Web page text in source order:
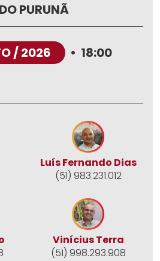
PURUNÃ
/ 2026 • 18:00
Luís Fernando Dias
(51) 983.231.012
Vinícius Terra
(51) 998.293.908